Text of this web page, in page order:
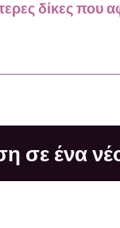
δίκες που
σε ένα